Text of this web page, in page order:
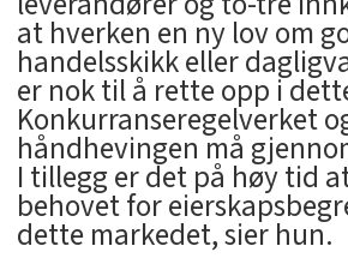
at hverken en ny lov om
handelsskikk eller
er nok til å rette opp i
Konkurranseregelverket
håndhevingen må
I tillegg er det på høy tid
behovet for
dette markedet, sier hun.